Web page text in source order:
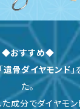
◆おすすめ◆
遺骨ダイヤモンド
た。
成分でダイヤモ